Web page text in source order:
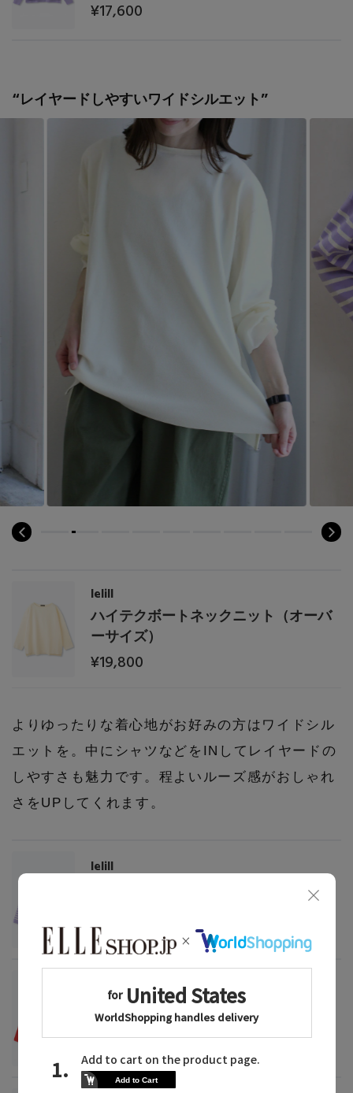
¥17,600
“レイヤードしやすいワイドシルエット”
lelill
ハイテクボートネックニット（オーバ
ーサイズ）
¥19,800
よりゆったりな着心地がお好みの方はワイドシル
エットを。中にシャツなどをINしてレイヤードの
しやすさも魅力です。程よいルーズ感がおしゃれ
さをUPしてくれます。
lelill
ハイテクボートネックニット（オーバーサイ
¥19,800
lelill
ハイテクボートネックニット（オーバーサイ
ズ）
¥19,800